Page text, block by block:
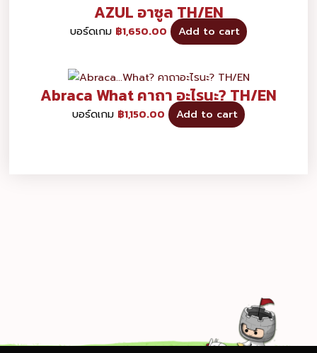
AZUL อาซูล TH/EN
บอร์ดเกม ฿1,650.00 Add to cart
Abraca What คาถา อะไรนะ? TH/EN
บอร์ดเกม ฿1,150.00 Add to cart